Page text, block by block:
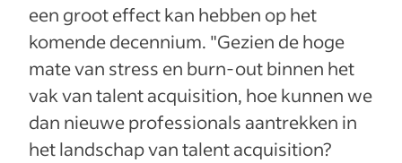
een groot effect kan hebben op het
komende decennium. "Gezien de hoge
mate van stress en burn-out binnen het
vak van talent acquisition, hoe kunnen we
dan nieuwe professionals aantrekken in
het landschap van talent acquisition?